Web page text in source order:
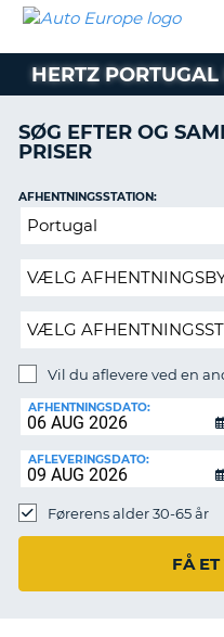
BILUDLEJNING
AUTOCAMPER
AUTO
EUROPE
BILUDLEJNING
AUTOCAMPER
LEJE
SUPPORT
MIN
DANMARK
HERTZ
SØG EFTER OG
PRISER
Vil
aflevere
anden
destination?
AFHENTNINGSSTATION:
Vil du aflevere ved en
AFHENTNINGSDATO:
AFLEVERINGSDATO:
Førerens alder 30-65 år
FÅ